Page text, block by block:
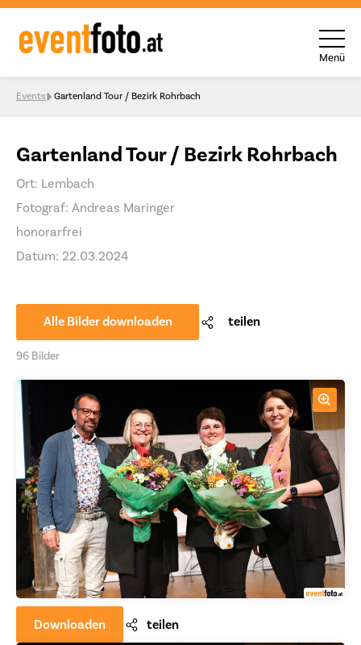
Skip to content
Menü
Events Gartenland Tour / Bezirk Rohrbach
Gartenland Tour / Bezirk Rohrbach
Ort: Lembach
Fotograf: Andreas Maringer
honorarfrei
Datum: 22.03.2024
Alle Bilder downloaden teilen
96 Bilder
Downloaden teilen